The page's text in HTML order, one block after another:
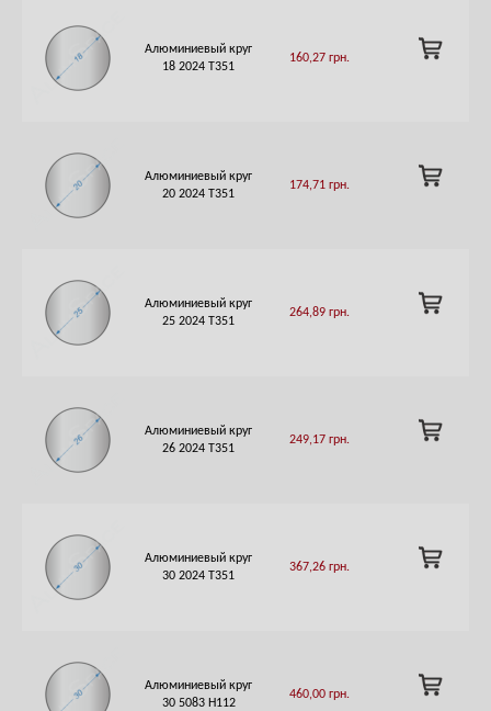
Алюминиевый круг
18 2024 T351
160,27 грн.
ADD
TO
Алюминиевый круг
20 2024 Т351
174,71 грн.
ADD
TO
Алюминиевый круг
25 2024 Т351
264,89 грн.
ADD
TO
Алюминиевый круг
26 2024 Т351
249,17 грн.
ADD
TO
Алюминиевый круг
30 2024 Т351
367,26 грн.
ADD
TO
Алюминиевый круг
30 5083 Н112
460,00 грн.
ADD
TO